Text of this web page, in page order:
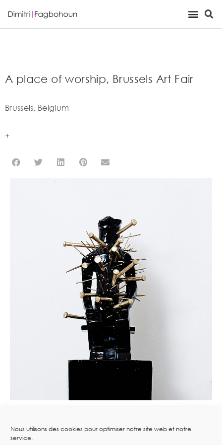
Nous utilisons des cookies pour optimiser notre site web et notre
service.
A place of worship, Brussels Art Fair
Brussels, Belgium
+